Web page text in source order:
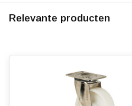
Wiellager:
Relevante producten